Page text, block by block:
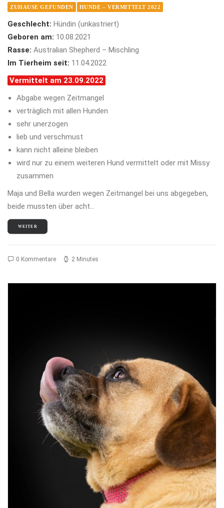
ZUHAUSE GEFUNDEN HUNDE – VERMITTELT 2022
Geschlecht: Hündin (unkastriert)
Geboren am: 10.08.2021
Rasse: Australian Shepherd – Mischling
Im Tierheim seit: 11.04.2022
Vermittelt am 23.09.2022
Abgabe wegen Zeitmangel
verträglich mit allen Hunden
sehr unerzogen
lieb und verschmust
kann nicht alleine bleiben
wird nur zu einem weiteren Hund vermittelt oder mit Missy
zusammen
Maja und Bella wurden wegen Zeitmangel bei uns abgegeben,
beide mussten über acht…
WEITER
0 Kommentare 2 Minutes